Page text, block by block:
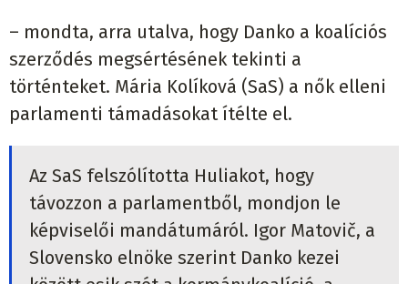
– mondta, arra utalva, hogy Danko a koalíciós
szerződés megsértésének tekinti a
történteket. Mária Kolíková (SaS) a nők elleni
parlamenti támadásokat ítélte el.
Az SaS felszólította Huliakot, hogy
távozzon a parlamentből, mondjon le
képviselői mandátumáról. Igor Matovič, a
Slovensko elnöke szerint Danko kezei